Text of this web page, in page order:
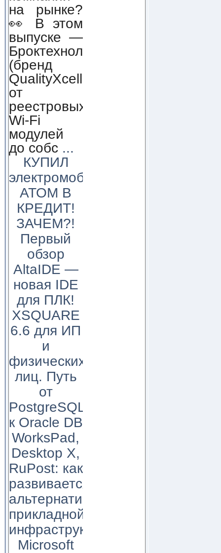
на рынке?
👀 В этом
выпуске —
Броктехнолоджи
(бренд
QualityXcellence):
от
реестровых
Wi-Fi
модулей
до собс ...
КУПИЛ
электромобиль
АТОМ В
КРЕДИТ!
ЗАЧЕМ?!
Первый
обзор
AltaIDE —
новая IDE
для ПЛК!
XSQUARE
6.6 для ИП
и
физических
лиц. Путь
от
PostgreSQL
к Oracle DB
WorksPad,
Desktop X,
RuPost: как
развивается
альтернатива
прикладной
инфраструктуре
Microsoft